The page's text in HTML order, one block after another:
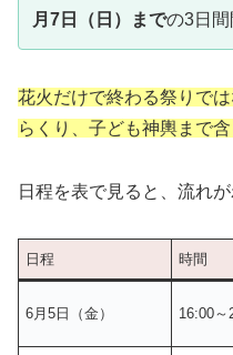
月7日（日）までの3日間
花火だけで終わる祭りで
らくり、子ども神輿まで含
日程を表で見ると、流れ
日程 時間
6月5日（金） 16:00～